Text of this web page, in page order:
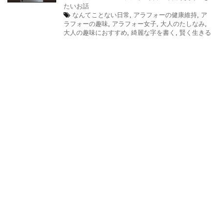
たいお話
なんてことない日常
アラフォーの健康維持 ア
ラフォーの趣味
アラフォー女子 大人のたしなみ
大人の趣味におすすめ 綺麗な字を書く 賢く生きる